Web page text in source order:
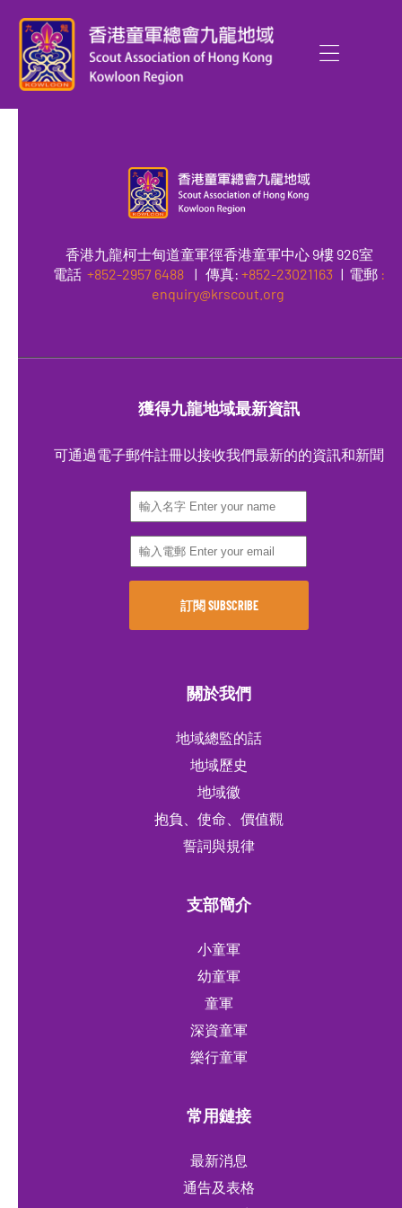
香港九龍柯士甸道童軍徑香港童軍中心 9樓 926室
電話 +852-2957 6488 | 傳真: +852-23021163 | 電郵 :
enquiry@krscout.org
獲得九龍地域最新資訊
可通過電子郵件註冊以接收我們最新的的資訊和新聞
關於我們
地域總監的話
地域歷史
地域徽
抱負、使命、價值觀
誓詞與規律
支部簡介
小童軍
幼童軍
童軍
深資童軍
樂行童軍
常用鏈接
最新消息
通告及表格